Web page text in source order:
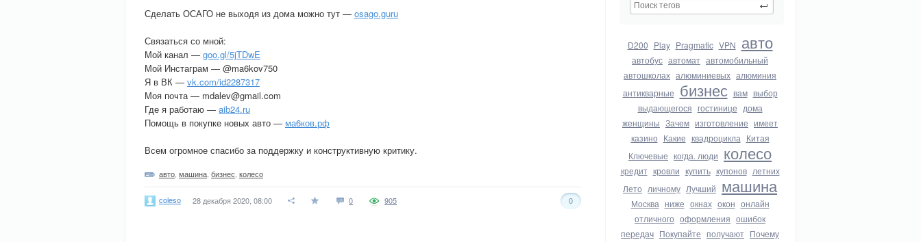
D200 Play Pragmatic VPN авто
автобус автомат автомобильный
автошколах алюминиевых алюминия
антикварные бизнес вам выбор
выдающегося гостинице дома
женщины Зачем изготовление имеет
казино Какие квадроцикла Китая
Ключевые когда. люди колесо
кредит кровли купить купонов летних
Лето личному Лучший машина
Москва ниже окнах окон онлайн
отличного оформления ошибок
передач Покупайте получают Почему
Сделать ОСАГО не выходя из дома можно тут — osago.guru
Связаться со мной:
Мой канал — goo.gl/5jTDwE
Мой Инстаграм — @ma6kov750
Я в ВК — vk.com/id2287317
Моя почта — mdalev@gmail.com
Где я работаю — aib24.ru
Помощь в покупке новых авто — ма6ков.рф
Всем огромное спасибо за поддержку и конструктивную критику.
авто машина бизнес колесо
coleso 28 декабря 2020, 08:00 0 0
905